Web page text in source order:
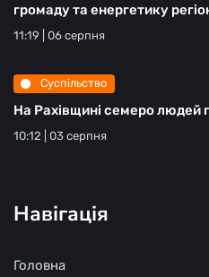
громаду та енергетику
11:19 | 06 серпня
Суспільство
На Рахівщині семеро людей
10:12 | 03 серпня
Навігація
Головна